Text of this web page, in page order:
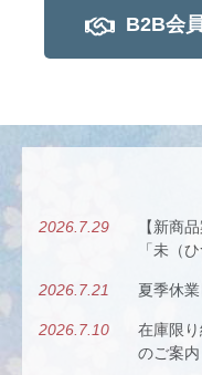
B2B会
2026.7.29
【新商
「未（
2026.7.21 夏季休
2026.7.10
在庫限
のご案内